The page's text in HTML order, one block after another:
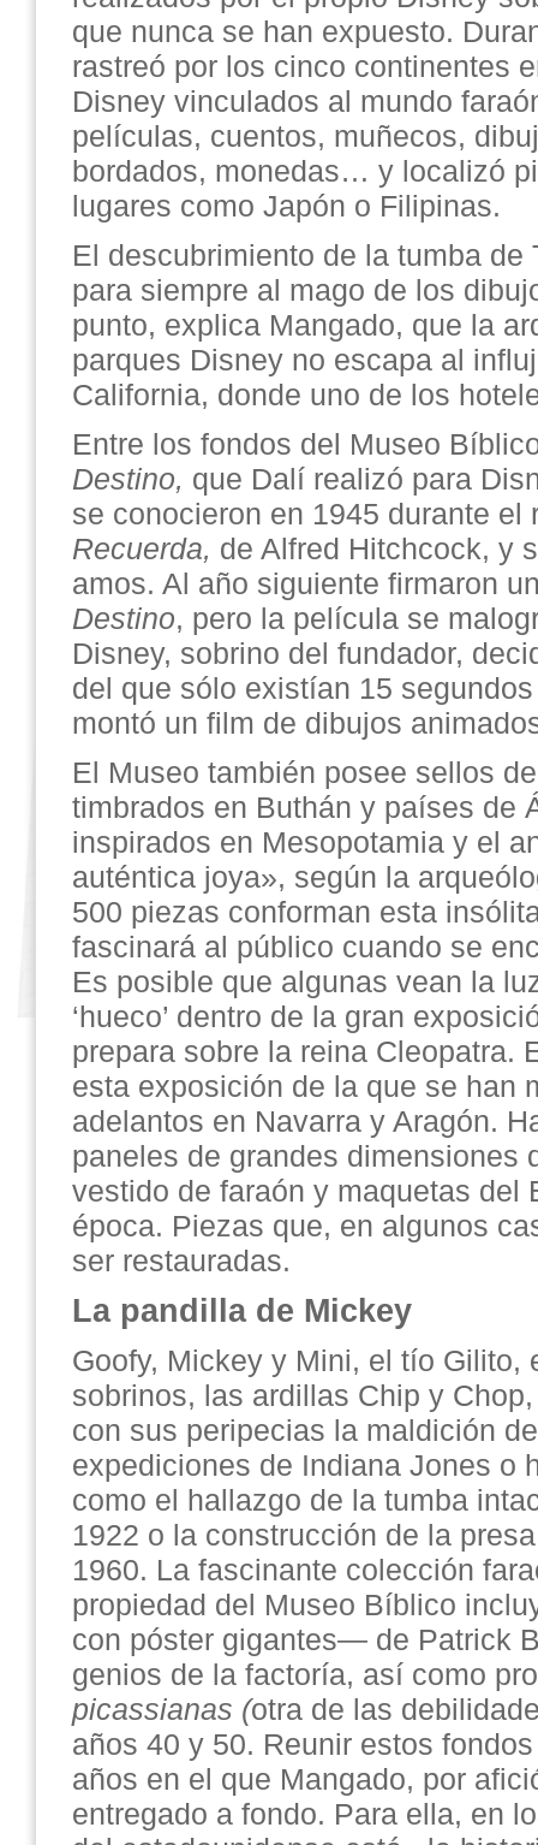
que nunca se han expuesto.
rastreó por los cinco continentes
Disney vinculados al mundo
películas, cuentos, muñecos,
bordados, monedas… y localizó
lugares como Japón o Filipinas.
El descubrimiento de la tumba de
para siempre al mago de los
punto, explica Mangado, que la
parques Disney no escapa al
California, donde uno de los
Entre los fondos del Museo
Destino, que Dalí realizó para
se conocieron en 1945 durante el
Recuerda, de Alfred Hitchcock, y
amos. Al año siguiente firmaron
Destino, pero la película se
Disney, sobrino del fundador,
del que sólo existían 15
montó un film de dibujos
El Museo también posee sellos
timbrados en Buthán y países de
inspirados en Mesopotamia y el
auténtica joya», según la
500 piezas conforman esta
fascinará al público cuando se
Es posible que algunas vean la
‘hueco’ dentro de la gran
prepara sobre la reina Cleopatra.
esta exposición de la que se han
adelantos en Navarra y Aragón.
paneles de grandes dimensiones
vestido de faraón y maquetas del
época. Piezas que, en algunos
ser restauradas.
La pandilla de Mickey
Goofy, Mickey y Mini, el tío Gilito,
sobrinos, las ardillas Chip y
con sus peripecias la maldición
expediciones de Indiana Jones o
como el hallazgo de la tumba
1922 o la construcción de la
1960. La fascinante colección
propiedad del Museo Bíblico
con póster gigantes— de Patrick
genios de la factoría, así como
picassianas (otra de las
años 40 y 50. Reunir estos
años en el que Mangado, por
entregado a fondo. Para ella, en